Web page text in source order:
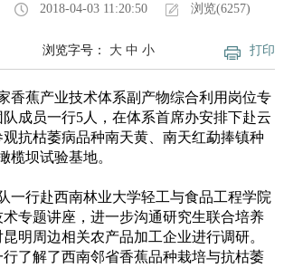
2018-04-03 11:20:50
浏览(6257)
打印
浏览字号： 大 中 小
香蕉产业技术体系副产物综合利用岗位专
成员一行5人，在体系首席办安排下赴云
抗枯萎病品种南天黄、南天红勐捧镇种
榄坝试验基地。
一行赴西南林业大学轻工与食品工程学院
专题讲座，进一步沟通研究生联合培养
明周边相关农产品加工企业进行调研。
了解了西南邻省香蕉品种栽培与抗枯萎